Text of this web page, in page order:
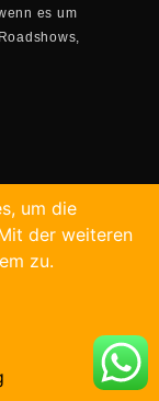
es um
um die
der weiteren
zu.